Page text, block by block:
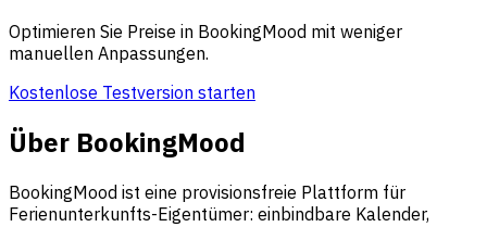
Optimieren Sie Preise in BookingMood mit weniger
manuellen Anpassungen.
Kostenlose Testversion starten
Über BookingMood
BookingMood ist eine provisionsfreie Plattform für
Ferienunterkunfts-Eigentümer: einbindbare Kalender,